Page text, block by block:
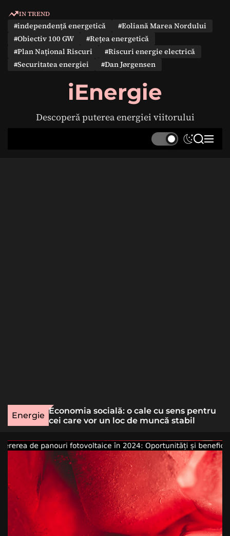
IN TREND
#independență energetică
#Eoliană Marea Nordului
#Obiectiv 100 GW
#Rețea energetică
#Plan Național Riscuri
#Riscuri energie electrică
#Securitatea energiei
#Dan Jørgensen
iEnergie
Descoperă puterea energiei viitorului
S
S M
Energie
rară
Economia socială: o cale cu sens pentru
cei care vor un loc de muncă stabil